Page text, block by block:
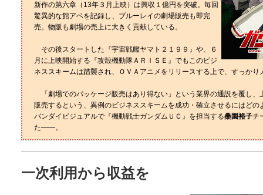
新作の第六章（13年３月上映）は興収１億円を突破。毎回
驚異的な館アベを記録し、ブルーレイの劇場販売も即完
売。物販も劇場の売上に大きく貢献している。
その後スタートした『宇宙戦艦ヤマト２１９９』や、６
月に上映開始する『攻殻機動隊ＡＲＩＳＥ』でもこのビジ
ネススキームは踏襲され、ＯＶＡアニメをリリースする上で、すっかり
「劇場でのパッケージ販売はあり得ない」という業界の通説を覆し、
販売するという、異例のビジネススキームを成功・確立させるにはどの
バンダイビジュアルで『機動戦士ガンダムＵＣ』を担当する桑園裕子チ
た――。
一次利用から収益を